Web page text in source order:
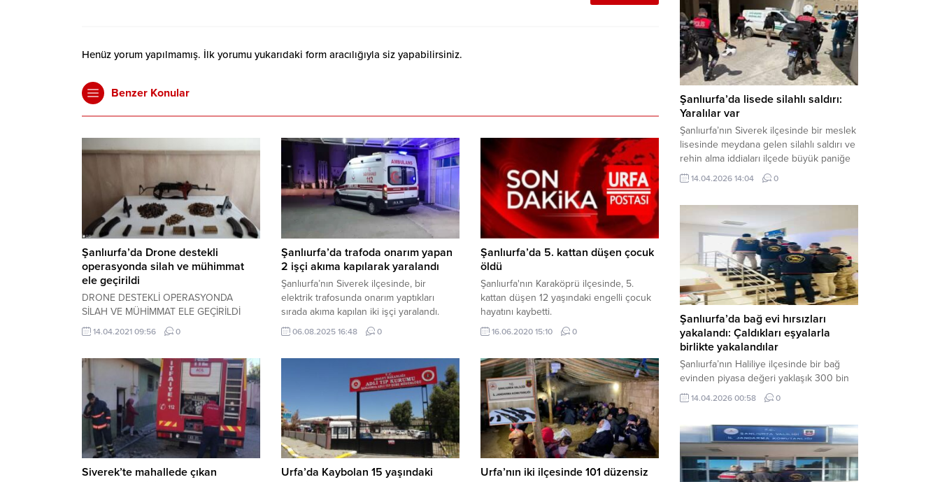
Henüz yorum yapılmamış. İlk yorumu yukarıdaki form aracılığıyla siz yapabilirsiniz.
Benzer Konular
Şanlıurfa’da Drone destekli
operasyonda silah ve mühimmat
ele geçirildi
DRONE DESTEKLİ OPERASYONDA
SİLAH VE MÜHİMMAT ELE GEÇİRİLDİ
14.04.2021 09:56 0
Şanlıurfa’da trafoda onarım yapan
2 işçi akıma kapılarak yaralandı
Şanlıurfa’nın Siverek ilçesinde, bir
elektrik trafosunda onarım yaptıkları
sırada akıma kapılan iki işçi yaralandı.
Yaralılar, hastaneye kaldırılarak tedavi
altına alındı. Haber Merkezi – Olay,
Yenişehir Mahallesi’nde meydana geldi.
Edinilen bilgiye göre, İ.A. ve İ.K. isimli iki
işçi, mahalledeki bir elektrik trafosunda
onarım çalışması yapıyordu. Çalışma...
06.08.2025 16:48 0
Şanlıurfa’da 5. kattan düşen çocuk
öldü
Şanlıurfa'nın Karaköprü ilçesinde, 5.
kattan düşen 12 yaşındaki engelli çocuk
hayatını kaybetti.
16.06.2020 15:10 0
Siverek’te mahallede çıkan
Urfa’da Kaybolan 15 yaşındaki
Urfa’nın iki ilçesinde 101 düzensiz
hakkında adli süreç başlatıldı. Haber
Merkezi – Şanlıurfa Valiliği bünyesinde İl
Jandarma Komutanlığı tarafından
gerçekleştirilen “Tütün ve Alkol
Kaçakçılarına Yönelik Çalışmalar” tüm...
Şanlıurfa’da lisede silahlı saldırı:
Yaralılar var
Şanlıurfa’nın Siverek ilçesinde bir meslek
lisesinde meydana gelen silahlı saldırı ve
rehin alma iddiaları ilçede büyük paniğe
neden oldu. Olay yerine çok sayıda özel
harekat polisi ve sağlık ekibi sevk
çalışmaları devam ediyor. Haber Merkezi
– Siverek ilçesi Hasan Çelebi
Mahallesi’nde bulunan Ahmet Koyuncu
Mesleki...
14.04.2026 14:04 0
Şanlıurfa’da bağ evi hırsızları
yakalandı: Çaldıkları eşyalarla
birlikte yakalandılar
Şanlıurfa’nın Haliliye ilçesinde bir bağ
evinden piyasa değeri yaklaşık 300 bin
TL olan eşyaları çalan şüpheliler,
jandarmanın başarılı operasyonuyla
şüpheliden 2’si tutuklanarak cezaevine
gönderildi. Haber Merkezi – Şanlıurfa İl
Jandarma Komutanlığı, “Faili Meçhul
Hırsızlık Olaylarının Aydınlatılmasına”
14.04.2026 00:58 0